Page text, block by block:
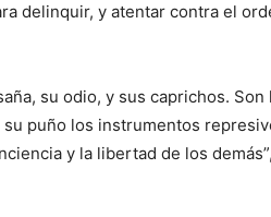
delinquir, y atentar contra el
su odio, y sus caprichos.
puño los instrumentos
y la libertad de los